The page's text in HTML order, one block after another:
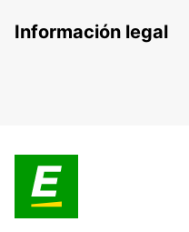
Información legal